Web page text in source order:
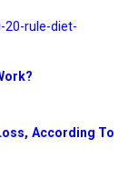
20-rule-diet-
According To